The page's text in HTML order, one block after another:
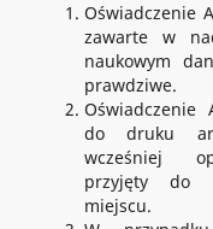
Oświadczenie
zawarte w
naukowym
prawdziwe.
Oświadczenie
do druku
wcześniej
przyjęty do
miejscu.